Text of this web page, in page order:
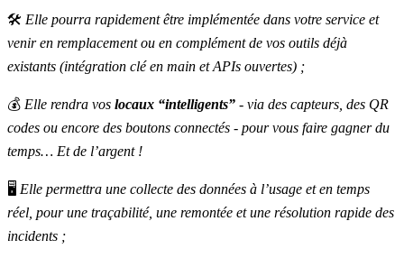
🛠 Elle pourra rapidement être implémentée dans votre service et
venir en remplacement ou en complément de vos outils déjà
existants (intégration clé en main et APIs ouvertes) ;
💰 Elle rendra vos locaux “intelligents” - via des capteurs, des QR
codes ou encore des boutons connectés - pour vous faire gagner du
temps… Et de l’argent !
🖥 Elle permettra une collecte des données à l’usage et en temps
réel, pour une traçabilité, une remontée et une résolution rapide des
incidents ;